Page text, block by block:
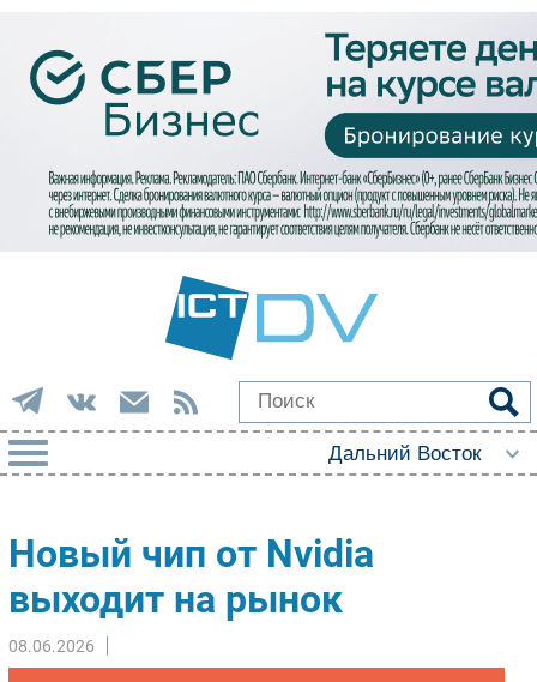
Импорто­замещение
Автоматизация Промышленности
Интернет
Мобильная связь
Новый чип от Nvidia
выходит на рынок
08.06.2026